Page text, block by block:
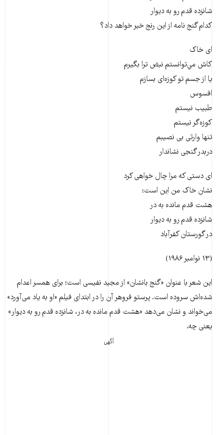
شانزده قدم رو به ديوار
کدام گنج نامه از اين رنج خبر خواهد داد؟
ای خاک
کاش مي‌توانستم نبض ترا بگيرم
يا از جسم تو کوزه‌ای بسازم
افسوس
طبيب نيستم
کوزه‌گر نيستم
تنها وارثی بی نصيبم
دربدر گنجی نشاندار
ای دستی که مرا چال خواهی کرد
نشان خاک من اين است:
هشت قدم مانده به در
شانزده قدم رو به ديوار
در گورستان کفرآباد
(۱۳ نوامبر ۱۹۸۶)
این شعر با عنوان «گنج بانشان» از مجید نفیسی است؛ برای همسر اعدام
شده‌اش سروده است. پرستو فروهر آن را در ابتدای فیلم «او به یاد می‌آورد»
می‌خواند و نشان می‌دهد «هشت قدم مانده به در، شانزده قدم رو به ديوار»
یعنی چه.
آگهی